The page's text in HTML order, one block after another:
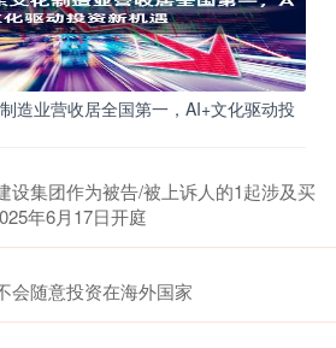
造业营收居全国第一，AI+文化驱动投
设集团作为被告/被上诉人的1起涉及买
年6月17日开庭
会随意投资在海外国家